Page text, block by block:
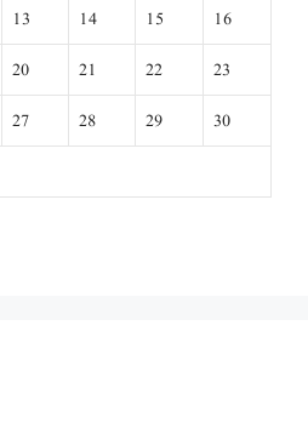
13 14 15
16
20 21 22
23
27 28 29
30